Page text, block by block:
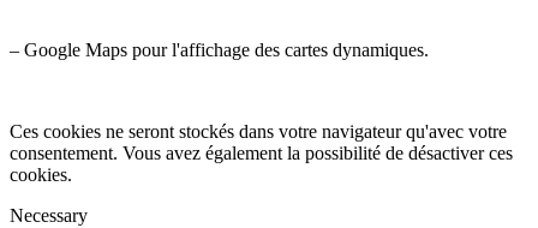
– Google Maps pour l'affichage des cartes dynamiques.
Ces cookies ne seront stockés dans votre navigateur qu'avec votre
consentement. Vous avez également la possibilité de désactiver ces
cookies.
Necessary